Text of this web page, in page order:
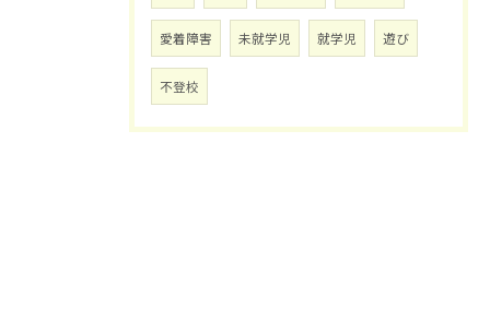
愛着障害 未就学児 就学児 遊び
不登校